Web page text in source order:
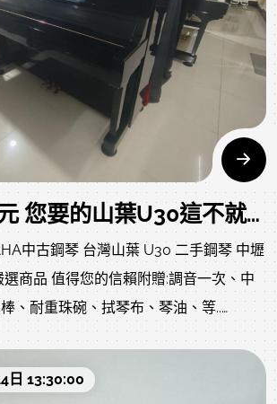
只要52800元 您要的山葉U30這不就來了嗎? YAMAHA 長青款式 中古鋼琴
中古鋼琴 台灣山葉 U30 二手鋼琴 中壢
商品 值得您的信賴附贈:調音一次、中
、耐重珠碗、拭琴布、琴油、等..
一樓約2000運費)售價:52800 不二價 已經
琴商品不怕您比較 歡迎比價音色影音檔
閱:僅此特惠一台 錯過可惜 下方為回購
日 13:30:00